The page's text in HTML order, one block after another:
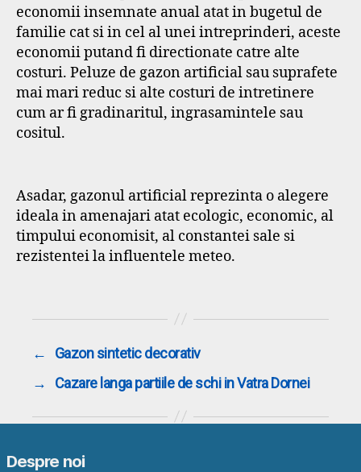
economii insemnate anual atat in bugetul de
familie cat si in cel al unei intreprinderi, aceste
economii putand fi directionate catre alte
costuri. Peluze de gazon artificial sau suprafete
mai mari reduc si alte costuri de intretinere
cum ar fi gradinaritul, ingrasamintele sau
cositul.
Asadar, gazonul artificial reprezinta o alegere
ideala in amenajari atat ecologic, economic, al
timpului economisit, al constantei sale si
rezistentei la influentele meteo.
←
Gazon sintetic decorativ
→
Cazare langa partiile de schi in Vatra Dornei
Despre noi